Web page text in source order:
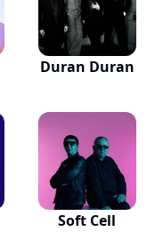
Duran Duran
Soft Cell